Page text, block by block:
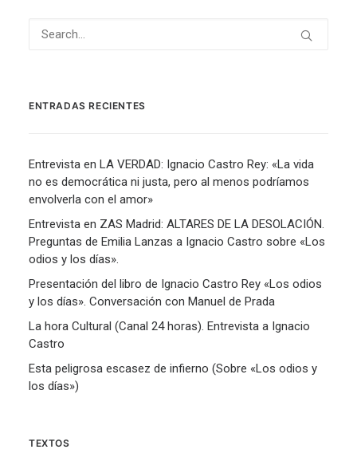
ENTRADAS RECIENTES
Entrevista en LA VERDAD: Ignacio Castro Rey: «La vida
no es democrática ni justa, pero al menos podríamos
envolverla con el amor»
Entrevista en ZAS Madrid: ALTARES DE LA DESOLACIÓN.
Preguntas de Emilia Lanzas a Ignacio Castro sobre «Los
odios y los días».
Presentación del libro de Ignacio Castro Rey «Los odios
y los días». Conversación con Manuel de Prada
La hora Cultural (Canal 24 horas). Entrevista a Ignacio
Castro
Esta peligrosa escasez de infierno (Sobre «Los odios y
los días»)
TEXTOS